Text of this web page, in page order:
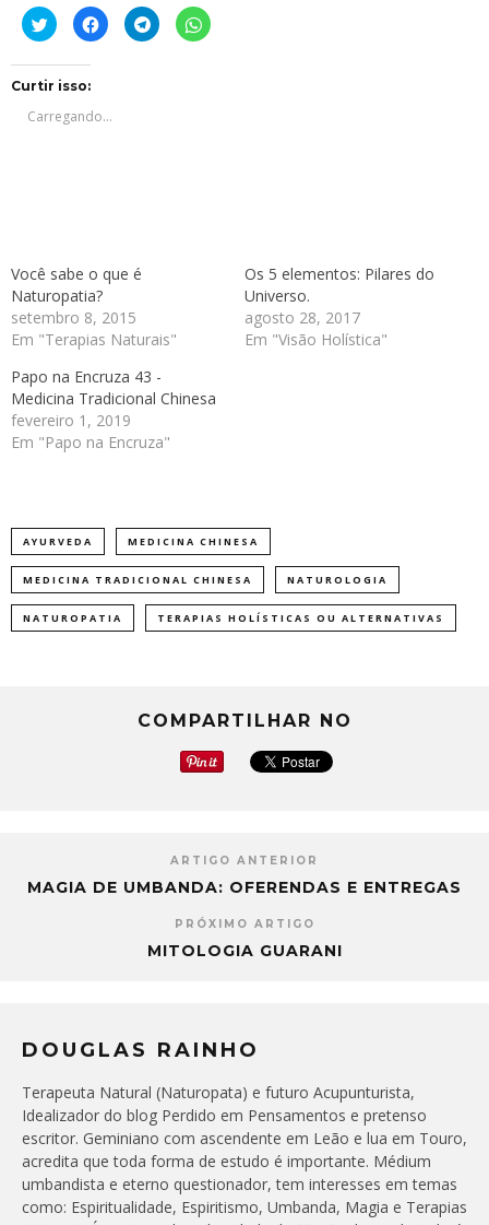
Clique
para
compartilhar
em
janela)
Clique
para
compartilhar
janela)
Clique
para
compartilhar
Clique
para
Curtir isso:
Carregando...
Você sabe o que é
Naturopatia?
setembro 8, 2015
Em "Terapias Naturais"
Os 5 elementos: Pilares do
Universo.
agosto 28, 2017
Em "Visão Holística"
Papo na Encruza 43 -
Medicina Tradicional Chinesa
fevereiro 1, 2019
Em "Papo na Encruza"
AYURVEDA MEDICINA CHINESA
MEDICINA TRADICIONAL CHINESA NATUROLOGIA
NATUROPATIA TERAPIAS HOLÍSTICAS OU ALTERNATIVAS
COMPARTILHAR NO
ARTIGO ANTERIOR
MAGIA DE UMBANDA: OFERENDAS E ENTREGAS
PRÓXIMO ARTIGO
MITOLOGIA GUARANI
DOUGLAS RAINHO
Terapeuta Natural (Naturopata) e futuro Acupunturista,
Idealizador do blog Perdido em Pensamentos e pretenso
escritor. Geminiano com ascendente em Leão e lua em Touro,
acredita que toda forma de estudo é importante. Médium
umbandista e eterno questionador, tem interesses em temas
como: Espiritualidade, Espiritismo, Umbanda, Magia e Terapias